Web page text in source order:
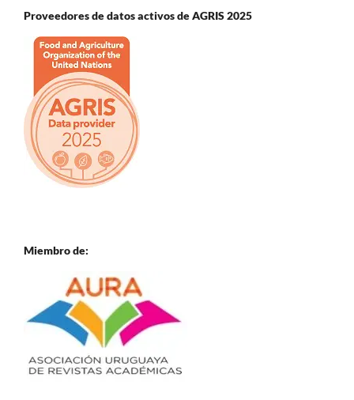
Proveedores de datos activos de AGRIS 2025
Miembro de: